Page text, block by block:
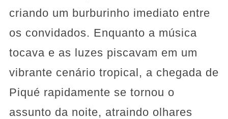
criando um burburinho imediato entre
os convidados. Enquanto a música
tocava e as luzes piscavam em um
vibrante cenário tropical, a chegada de
Piqué rapidamente se tornou o
assunto da noite, atraindo olhares